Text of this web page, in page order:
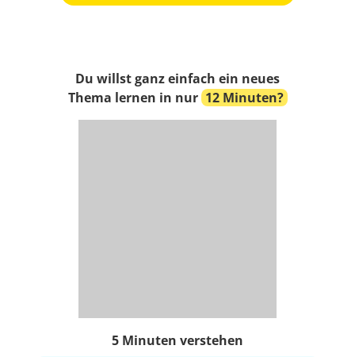
Du willst ganz einfach ein neues
Thema lernen in nur 12 Minuten?
5 Minuten verstehen